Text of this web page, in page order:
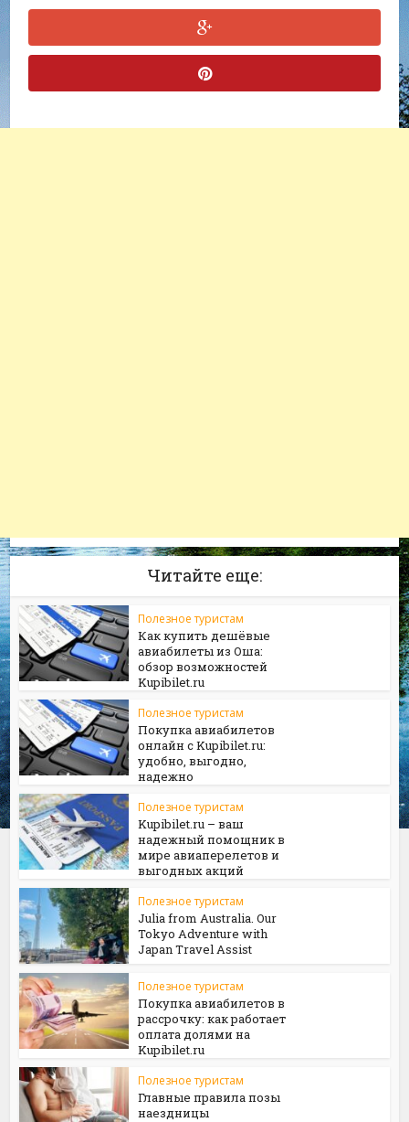
Читайте еще:
Полезное туристам
Как купить дешёвые
авиабилеты из Оша:
обзор возможностей
Kupibilet.ru
Полезное туристам
Покупка авиабилетов
онлайн с Kupibilet.ru:
удобно, выгодно,
надежно
Полезное туристам
Kupibilet.ru – ваш
надежный помощник в
мире авиаперелетов и
выгодных акций
Полезное туристам
Julia from Australia. Our
Tokyo Adventure with
Japan Travel Assist
Полезное туристам
Покупка авиабилетов в
рассрочку: как работает
оплата долями на
Kupibilet.ru
Полезное туристам
Главные правила позы
наездницы